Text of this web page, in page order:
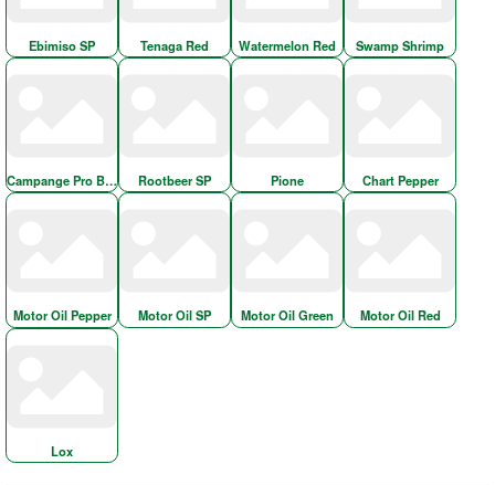
Ebimiso SP Tenaga Red Watermelon Red Swamp Shrimp
Campange Pro Blue Rootbeer SP Pione Chart Pepper
Motor Oil Pepper Motor Oil SP Motor Oil Green Motor Oil Red
Lox